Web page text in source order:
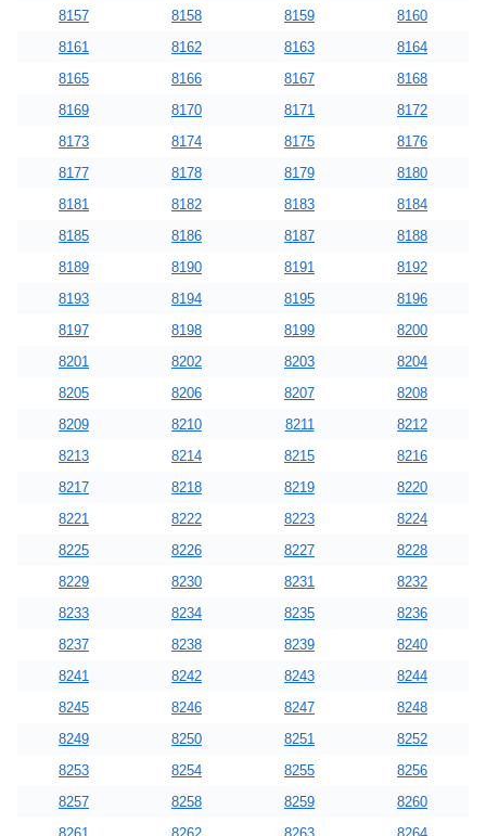
8157
8158 8159
8160
8161
8162 8163
8164
8165
8166 8167
8168
8169
8170 8171
8172
8173
8174 8175
8176
8177
8178 8179
8180
8181
8182 8183
8184
8185
8186 8187
8188
8189
8190 8191
8192
8193
8194 8195
8196
8197
8198 8199
8200
8201
8202 8203
8204
8205
8206 8207
8208
8209
8210 8211
8212
8213
8214 8215
8216
8217
8218 8219
8220
8221
8222 8223
8224
8225
8226 8227
8228
8229
8230 8231
8232
8233
8234 8235
8236
8237
8238 8239
8240
8241
8242 8243
8244
8245
8246 8247
8248
8249
8250 8251
8252
8253
8254 8255
8256
8257
8258 8259
8260